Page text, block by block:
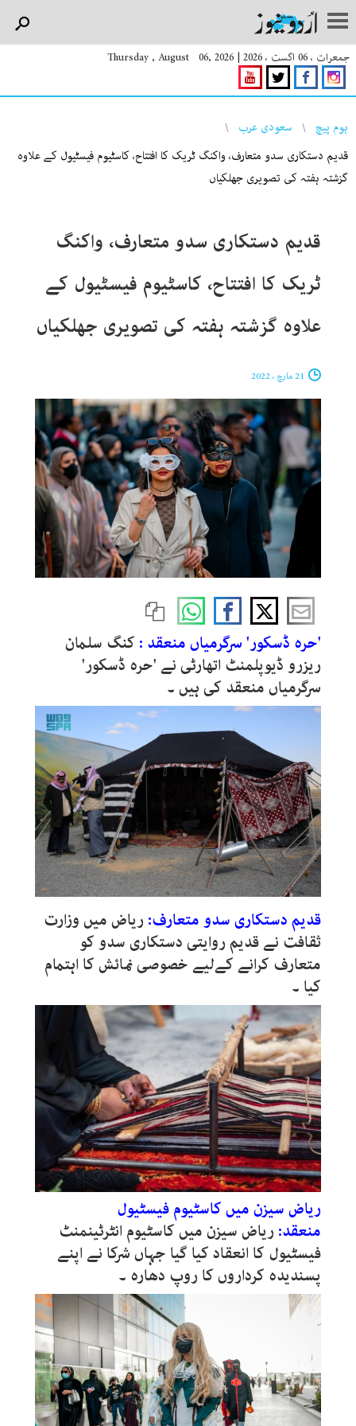
جمعرات ، 06 اگست ، 2026 |
Thursday , August 06, 2026
You are here
ہوم پیچ
سعودی عرب
قدیم دستکاری سدو متعارف، واکنگ ٹریک کا افتتاح، کاسٹیوم فیسٹیول کے علاوہ
گزشتہ ہفتہ کی تصویری جھلکیاں
قدیم دستکاری سدو متعارف، واکنگ
ٹریک کا افتتاح، کاسٹیوم فیسٹیول کے
علاوہ گزشتہ ہفتہ کی تصویری جھلکیاں
'حرہ ڈسکور' سرگرمیاں منعقد : کنگ سلمان
ریزرو ڈیوپلمنٹ اتھارٹی نے 'حرہ ڈسکور'
سرگرمیاں منعقد کی ہیں ۔
قدیم دستکاری سدو متعارف: ریاض میں وزارت
ثقافت نے قدیم روایتی دستکاری سدو کو
متعارف کرانے کےلیے خصوصی نمائش کا اہتمام
کیا ۔
ریاض سیزن میں کاسٹیوم فیسٹیول
منعقد: ریاض سیزن میں کاسٹیوم انٹرٹینمنٹ
فیسٹیول کا انعقاد کیا گیا جہاں شرکا نے اپنے
پسندیدہ کرداروں کا روپ دھارہ ۔